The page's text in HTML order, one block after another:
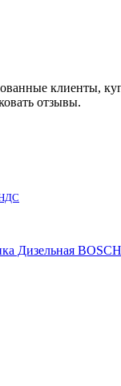
клиенты,
отзывы.
Дизельная BOSCH